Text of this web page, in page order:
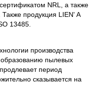
NRL, а также
продукция LIEN' A
13485.
производства
пылевых
период
сказывается на